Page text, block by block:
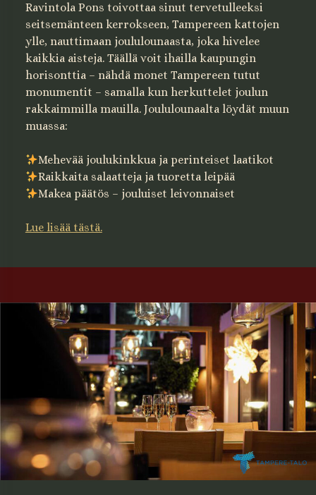
Ravintola Pons toivottaa sinut tervetulleeksi
seitsemänteen kerrokseen, Tampereen kattojen
ylle, nauttimaan joululounaasta, joka hivelee
kaikkia aisteja. Täällä voit ihailla kaupungin
horisonttia – nähdä monet Tampereen tutut
monumentit – samalla kun herkuttelet joulun
rakkaimmilla mauilla. Joululounaalta löydät muun
muassa:
Mehevää joulukinkkua ja perinteiset laatikot
Raikkaita salaatteja ja tuoretta leipää
Makea päätös – jouluiset leivonnaiset
Lue lisää tästä.